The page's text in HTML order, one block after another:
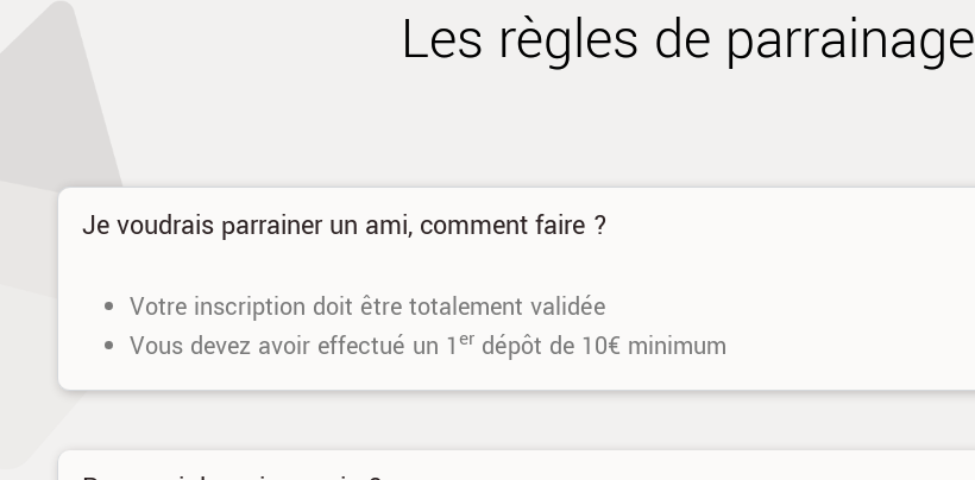
Les règles de parrainage
Je voudrais parrainer un ami, comment faire ?
Votre inscription doit être totalement validée
Vous devez avoir effectué un 1erdépôt de 10€ minimum